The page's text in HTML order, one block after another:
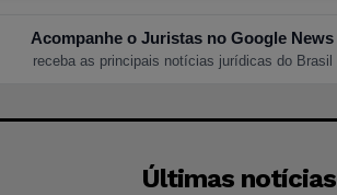
Acompanhe o Juristas no Google News
receba as principais notícias jurídicas do Brasil
Últimas notícias